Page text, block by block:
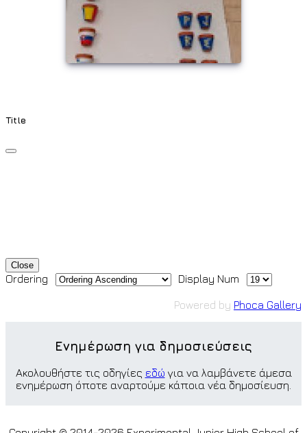
Title
Close
Ordering Display Num
Powered by Phoca Gallery
Ενημέρωση για δημοσιεύσεις
Ακολουθήστε τις οδηγίες εδώ για να λαμβάνετε άμεσα
ενημέρωση όποτε αναρτούμε κάποια νέα δημοσίευση.